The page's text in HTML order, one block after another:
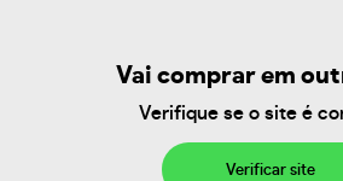
Vai comprar em
Verifique se o site é
Verificar site